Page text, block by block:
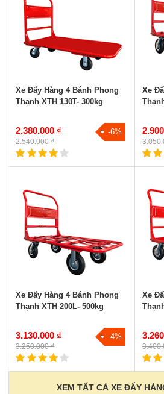
Xe Đẩy Hàng 4 Bánh Phong
Thạnh XTH 130T- 300kg
2.380.000 ₫
2.540.000 ₫
-6%
Xe
Xe Đẩy Hàng 4 Bánh Phong
Thạnh XTH 200L- 500kg
3.130.000 ₫
3.250.000 ₫
-4%
Xe
XEM TẤT CẢ XE ĐẨY